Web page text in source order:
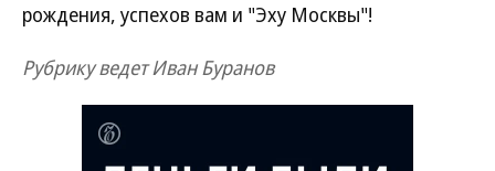
рождения, успехов вам и "Эху Москвы"!
Рубрику ведет Иван Буранов